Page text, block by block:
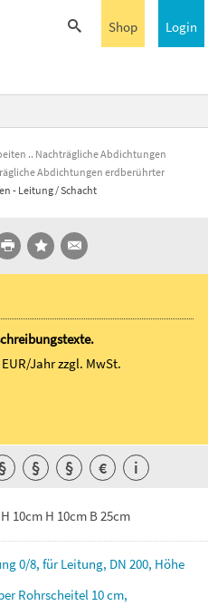
Login
Shop
Nachträgliche Abdichtungen
Abdichtungen erdberührter
- Leitung / Schacht
10cm H 10cm B 25cm
0/8, fürLeitung, DN 200, Höhe
Rohrscheitel 10cm,
Jahrzzgl. MwSt.
§ § € i